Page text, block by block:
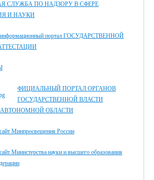
СЛУЖБА ПО НАДЗОРУ В СФЕРЕ
И НАУКИ
портал ГОСУДАРСТВЕННОЙ
ФИЦИАЛЬНЫЙ ПОРТАЛ ОРГАНОВ
ГОСУДАРСТВЕННОЙ ВЛАСТИ
ОБЛАСТИ
Минпросвещения России
Министерства науки и высшего образования